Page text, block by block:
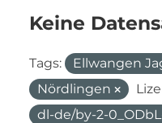
Keine
Tags: Ellwangen
Nördlingen
dl-de/by-2-